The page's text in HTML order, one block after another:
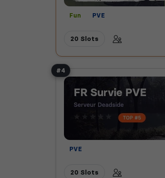
Fun PVE
20 Slots
#4
PVE
20 Slots